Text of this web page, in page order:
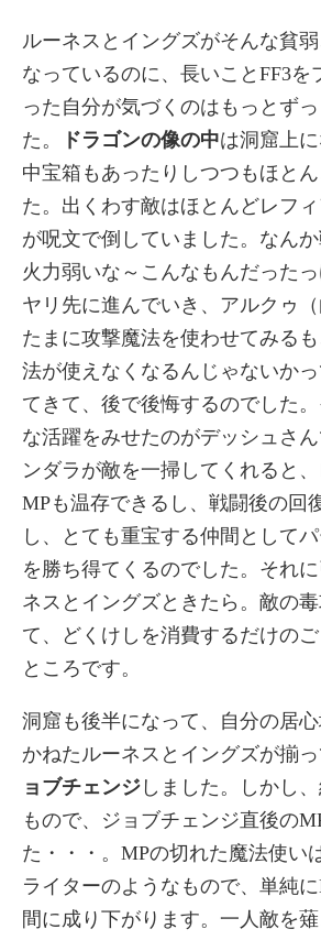
ルーネスとイングズがそんな貧
なっているのに、長いことFF3を
った自分が気づくのはもっとず
た。
ドラゴンの像の中は洞窟上
中宝箱もあったりしつつもほと
た。出くわす敵はほとんどレフィ
が呪文で倒していました。なん
火力弱いな～こんなもんだった
ヤリ先に進んでいき、アルクゥ
たまに攻撃魔法を使わせてみる
法が使えなくなるんじゃないか
てきて、後で後悔するのでした
な活躍をみせたのがデッシュさ
ンダラが敵を一掃してくれると
MPも温存できるし、戦闘後の回
し、とても重宝する仲間として
を勝ち得てくるのでした。それ
ネスとイングズときたら。敵の
て、どくけしを消費するだけの
ところです。
洞窟も後半になって、自分の居
かねたルーネスとイングズが揃っ
ョブチェンジ しました。しかし
もので、ジョブチェンジ直後の
た・・・。MPの切れた魔法使い
ライターのようなもので、単純
間に成り下がります。一人敵を